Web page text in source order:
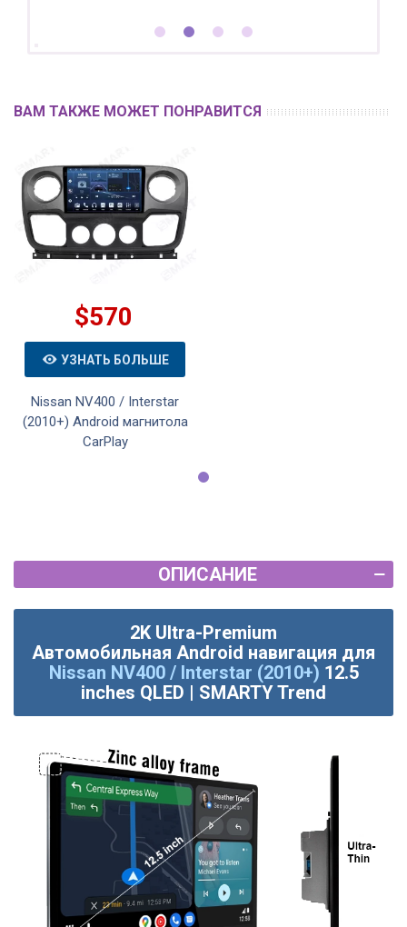
ВАМ ТАКЖЕ МОЖЕТ ПОНРАВИТСЯ
$570
УЗНАТЬ БОЛЬШЕ
Nissan NV400 / Interstar
(2010+) Android магнитола
CarPlay
ОПИСАНИЕ
2K Ultra-Premium
Автомобильная Android навигация для
Nissan NV400 / Interstar (2010+) 12.5
inches QLED | SMARTY Trend